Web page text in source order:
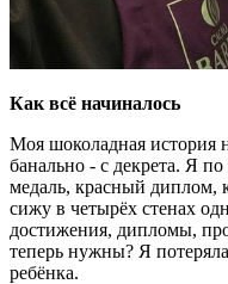
Как всё начиналось
Моя шоколадная история
банально - с декрета. Я
медаль, красный диплом,
сижу в четырёх стенах
достижения, дипломы,
теперь нужны? Я
ребёнка.